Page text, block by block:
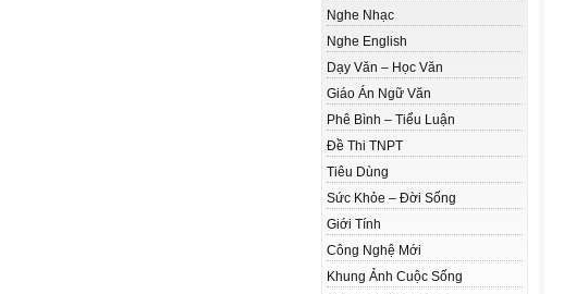
Nghe Nhạc
Nghe English
Dạy Văn – Học Văn
Giáo Án Ngữ Văn
Phê Bình – Tiểu Luận
Đề Thi TNPT
Tiêu Dùng
Sức Khỏe – Đời Sống
Giới Tính
Công Nghệ Mới
Khung Ảnh Cuộc Sống